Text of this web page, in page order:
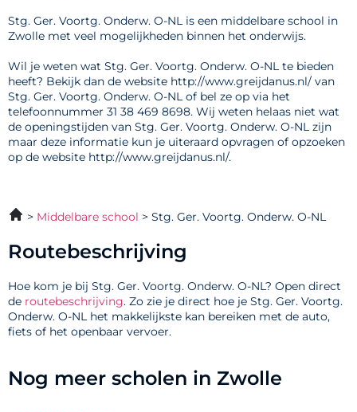
Stg. Ger. Voortg. Onderw. O-NL is een middelbare school in
Zwolle met veel mogelijkheden binnen het onderwijs.
Wil je weten wat Stg. Ger. Voortg. Onderw. O-NL te bieden
heeft? Bekijk dan de website http://www.greijdanus.nl/ van
Stg. Ger. Voortg. Onderw. O-NL of bel ze op via het
telefoonnummer 31 38 469 8698. Wij weten helaas niet wat
de openingstijden van Stg. Ger. Voortg. Onderw. O-NL zijn
maar deze informatie kun je uiteraard opvragen of opzoeken
op de website http://www.greijdanus.nl/.
Middelbare school Stg. Ger. Voortg. Onderw. O-NL
Routebeschrijving
Hoe kom je bij Stg. Ger. Voortg. Onderw. O-NL? Open direct
de routebeschrijving. Zo zie je direct hoe je Stg. Ger. Voortg.
Onderw. O-NL het makkelijkste kan bereiken met de auto,
fiets of het openbaar vervoer.
Nog meer scholen in Zwolle